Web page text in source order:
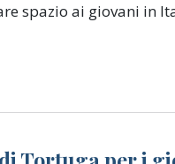
spazio ai giovani in